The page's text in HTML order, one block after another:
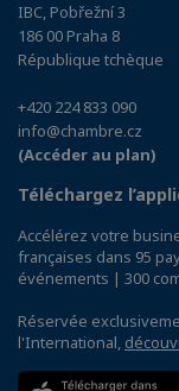
IBC, Pobřežní 3
186 00 Praha 8
République tchèque
+420 224 833 090
info@chambre.cz
(Accéder au plan)
Téléchargez
Accélérez votre
françaises dans 95
événements | 300
Réservée
l'International,